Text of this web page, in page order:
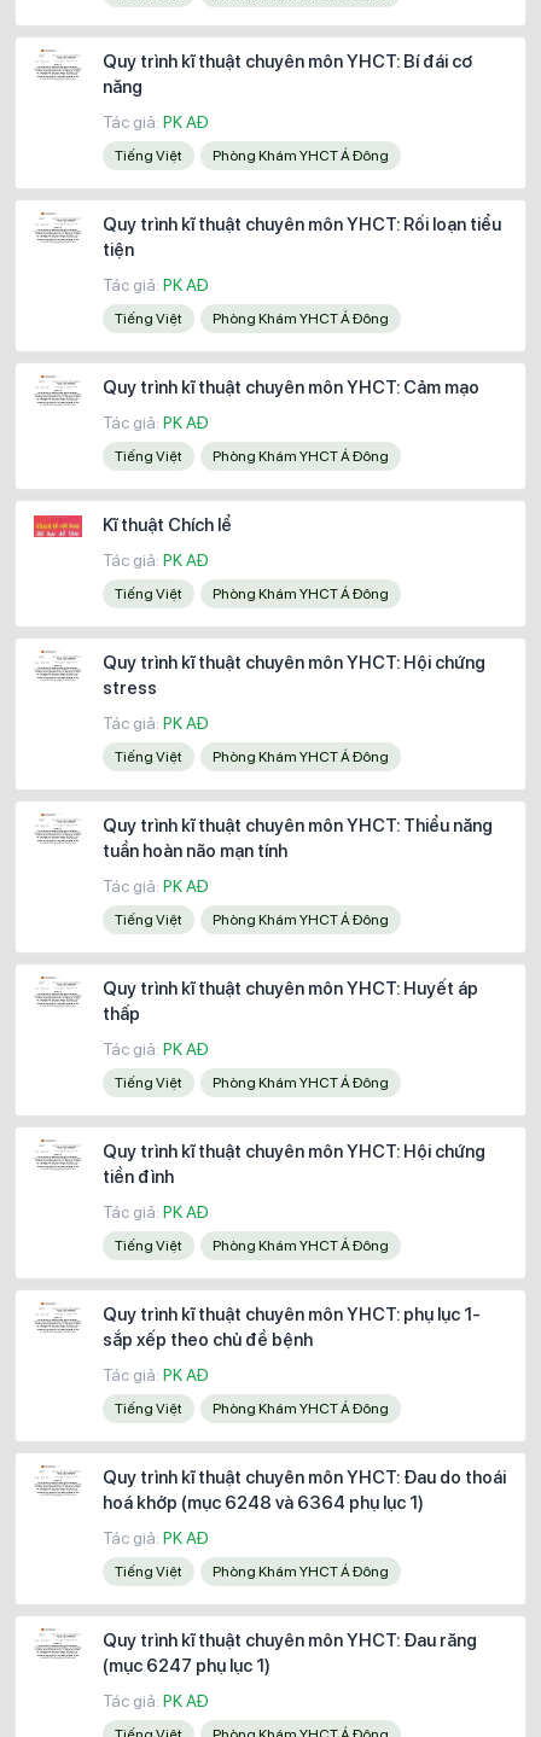
Quy trình kĩ thuật chuyên môn YHCT: Bí đái cơ
năng
Tác giả: PK AĐ
Tiếng Việt Phòng Khám YHCT Á Đông
Quy trình kĩ thuật chuyên môn YHCT: Rối loạn tiểu
tiện
Tác giả: PK AĐ
Tiếng Việt Phòng Khám YHCT Á Đông
Quy trình kĩ thuật chuyên môn YHCT: Cảm mạo
Tác giả: PK AĐ
Tiếng Việt Phòng Khám YHCT Á Đông
Kĩ thuật Chích lể
Tác giả: PK AĐ
Tiếng Việt Phòng Khám YHCT Á Đông
Quy trình kĩ thuật chuyên môn YHCT: Hội chứng
stress
Tác giả: PK AĐ
Tiếng Việt Phòng Khám YHCT Á Đông
Quy trình kĩ thuật chuyên môn YHCT: Thiểu năng
tuần hoàn não mạn tính
Tác giả: PK AĐ
Tiếng Việt Phòng Khám YHCT Á Đông
Quy trình kĩ thuật chuyên môn YHCT: Huyết áp
thấp
Tác giả: PK AĐ
Tiếng Việt Phòng Khám YHCT Á Đông
Quy trình kĩ thuật chuyên môn YHCT: Hội chứng
tiền đình
Tác giả: PK AĐ
Tiếng Việt Phòng Khám YHCT Á Đông
Quy trình kĩ thuật chuyên môn YHCT: phụ lục 1-
sắp xếp theo chủ đề bệnh
Tác giả: PK AĐ
Tiếng Việt Phòng Khám YHCT Á Đông
Quy trình kĩ thuật chuyên môn YHCT: Đau do thoái
hoá khớp (mục 6248 và 6364 phụ lục 1)
Tác giả: PK AĐ
Tiếng Việt Phòng Khám YHCT Á Đông
Quy trình kĩ thuật chuyên môn YHCT: Đau răng
(mục 6247 phụ lục 1)
Tác giả: PK AĐ